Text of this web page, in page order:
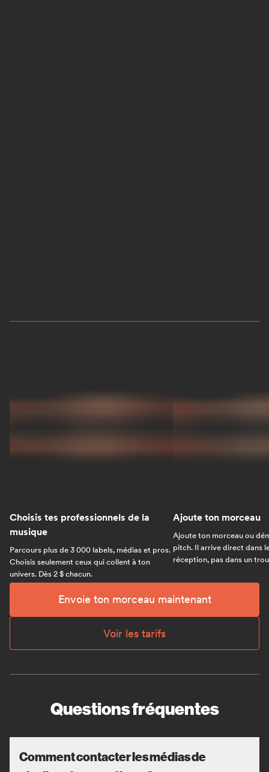
Choisis tes professionnels de la
musique
Parcours plus de 3 000 labels, médias et pros.
Choisis seulement ceux qui collent à ton
univers. Dès 2 $ chacun.
Ajoute ton morceau
Ajoute ton morceau ou
pitch. Il arrive direct dans
réception, pas dans un
Envoie ton morceau maintenant
Voir les tarifs
Questions fréquentes
Comment contacter les médias de